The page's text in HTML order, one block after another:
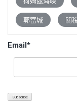
郭富城 關
Email*